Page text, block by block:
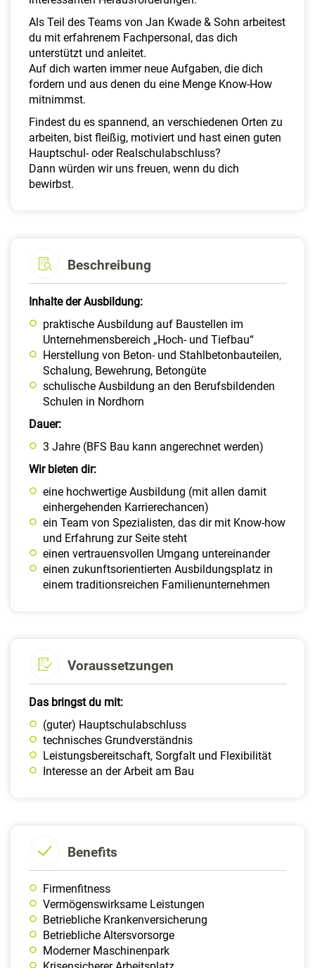
Als Teil des Teams von Jan Kwade & Sohn arbeitest
du mit erfahrenem Fachpersonal, das dich
unterstützt und anleitet.
Auf dich warten immer neue Aufgaben, die dich
fordern und aus denen du eine Menge Know-How
mitnimmst.
Findest du es spannend, an verschiedenen Orten zu
arbeiten, bist fleißig, motiviert und hast einen guten
Hauptschul- oder Realschulabschluss?
Dann würden wir uns freuen, wenn du dich
bewirbst.
Beschreibung
Inhalte der Ausbildung:
praktische Ausbildung auf Baustellen im
Unternehmensbereich „Hoch- und Tiefbau“
Herstellung von Beton- und Stahlbetonbauteilen,
Schalung, Bewehrung, Betongüte
schulische Ausbildung an den Berufsbildenden
Schulen in Nordhorn
Dauer:
3 Jahre (BFS Bau kann angerechnet werden)
Wir bieten dir:
eine hochwertige Ausbildung (mit allen damit
einhergehenden Karrierechancen)
ein Team von Spezialisten, das dir mit Know-how
und Erfahrung zur Seite steht
einen vertrauensvollen Umgang untereinander
einen zukunftsorientierten Ausbildungsplatz in
einem traditionsreichen Familienunternehmen
Voraussetzungen
Das bringst du mit:
(guter) Hauptschulabschluss
technisches Grundverständnis
Leistungsbereitschaft, Sorgfalt und Flexibilität
Interesse an der Arbeit am Bau
Benefits
Firmenfitness
Vermögenswirksame Leistungen
Betriebliche Krankenversicherung
Betriebliche Altersvorsorge
Moderner Maschinenpark